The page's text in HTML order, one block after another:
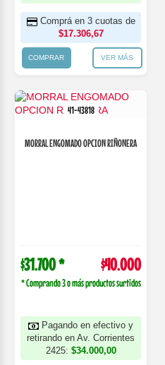
Comprá en 3 cuotas de
$17.306,67
COMPRAR VER MÁS
41-43818
MORRAL ENGOMADO OPCION RIÑONERA
$31.700 * $40.000
* Comprando 3 o más productos surtidos
Pagando en efectivo y
retirando en Av. Corrientes
2425: $34.000,00